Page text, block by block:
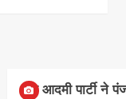
आम आदमी पार्टी ने